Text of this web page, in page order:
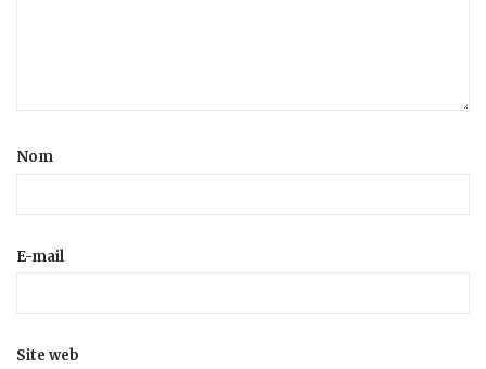
Nom
E-mail
Site web